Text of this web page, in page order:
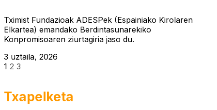
Tximist Fundazioak ADESPek (Espainiako Kirolaren
Elkartea) emandako Berdintasunarekiko
Konpromisoaren ziurtagiria jaso du.
3 uztaila, 2026
1 2 3
Txapelketa